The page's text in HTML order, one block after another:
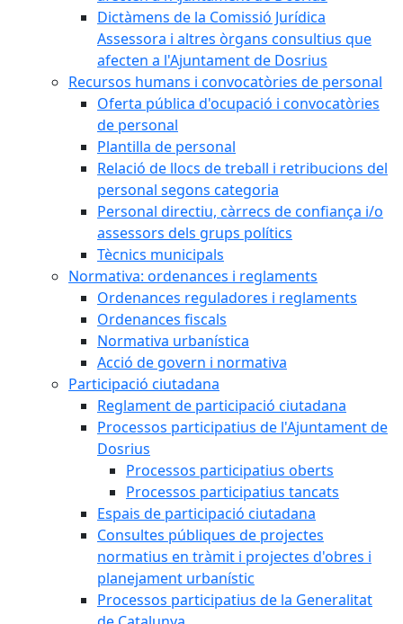
Dictàmens de la Comissió Jurídica
Assessora i altres òrgans consultius que
afecten a l'Ajuntament de Dosrius
Recursos humans i convocatòries de personal
Oferta pública d'ocupació i convocatòries
de personal
Plantilla de personal
Relació de llocs de treball i retribucions del
personal segons categoria
Personal directiu, càrrecs de confiança i/o
assessors dels grups polítics
Tècnics municipals
Normativa: ordenances i reglaments
Ordenances reguladores i reglaments
Ordenances fiscals
Normativa urbanística
Acció de govern i normativa
Participació ciutadana
Reglament de participació ciutadana
Processos participatius de l'Ajuntament de
Dosrius
Processos participatius oberts
Processos participatius tancats
Espais de participació ciutadana
Consultes públiques de projectes
normatius en tràmit i projectes d'obres i
planejament urbanístic
Processos participatius de la Generalitat